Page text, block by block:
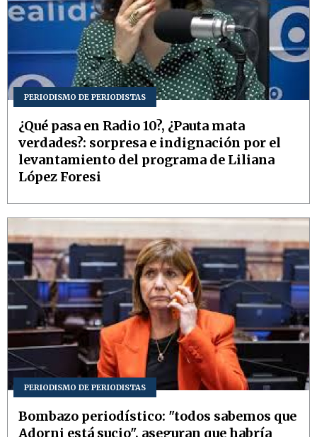
PERIODISMO DE PERIODISTAS
¿Qué pasa en Radio 10?, ¿Pauta mata
verdades?: sorpresa e indignación por el
levantamiento del programa de Liliana
López Foresi
PERIODISMO DE PERIODISTAS
Bombazo periodístico: "todos sabemos que
Adorni está sucio", aseguran que habría